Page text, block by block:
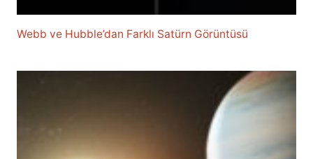
Webb ve Hubble’dan Farklı Satürn Görüntüsü